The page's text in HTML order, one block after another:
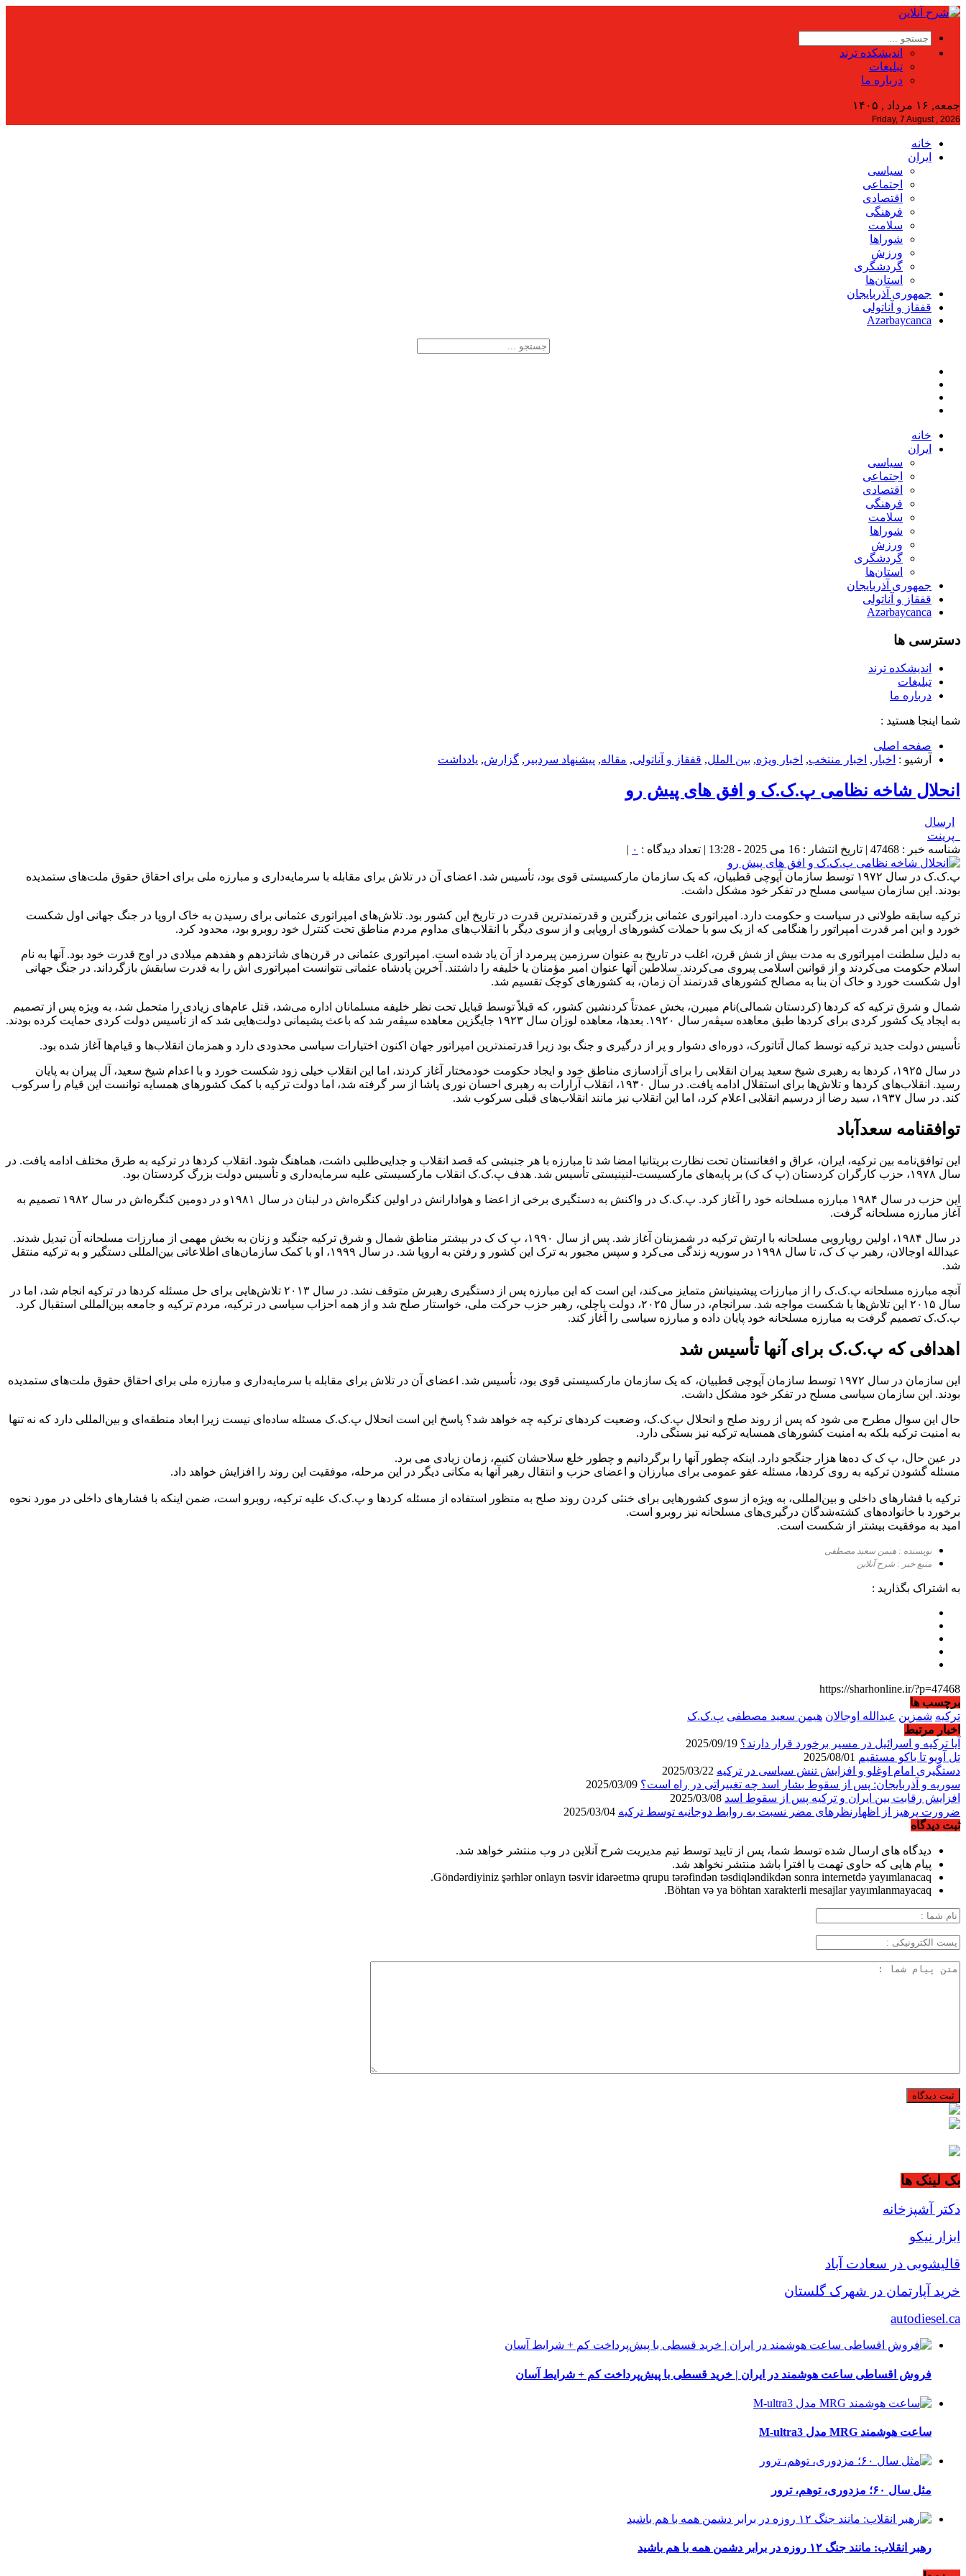
اندیشکده ترند
تبلیغات
درباره ما
جمعه, ۱۶ مرداد , ۱۴۰۵
Friday, 7 August , 2026
خانه
ایران
سیاسی
اجتماعی
اقتصادی
فرهنگی
سلامت
شوراها
ورزش
گردشگری
استان‌ها
جمهوری آذربایجان
قفقاز و آناتولی
Azərbaycanca
خانه
ایران
سیاسی
اجتماعی
اقتصادی
فرهنگی
سلامت
شوراها
ورزش
گردشگری
استان‌ها
جمهوری آذربایجان
قفقاز و آناتولی
Azərbaycanca
دسترسی ها
اندیشکده ترند
تبلیغات
درباره ما
شما اینجا هستید :
صفحه اصلی
آرشیو : اخبار , اخبار منتخب, اخبار ویژه, بین الملل, قفقاز و آناتولی, مقاله, پيشنهاد سردبير , گزارش, یادداشت
انحلال شاخه نظامی پ.ک.ک و افق های پیش رو
ارسال
پرینت
شناسه خبر : 47468 | تاریخ انتشار : 16 می 2025 - 13:28 | تعداد دیدگاه :
۰ |
پ.ک.ک در سال ۱۹۷۲ توسط سازمان آپوچی قطبیان، که یک سازمان مارکسیستی قوی بود، تأسیس شد. اعضای آن در تلاش برای مقابله با سرمایه‌داری و مبارزه ملی برای احقاق حقوق ملت‌های ستمدیده
بودند. این سازمان سیاسی مسلح در تفکر خود مشکل داشت. ‎
‎ترکیه سابقه طولانی در سیاست و حکومت دارد. امپراتوری عثمانی بزرگترین و قدرتمندترین قدرت در تاریخ این کشور بود. ‎تلاش‌های امپراتوری عثمانی برای رسیدن به خاک اروپا در جنگ جهانی اول شکست
خورد و این امر قدرت امپراتور را هنگامی که از یک سو با حملات کشورهای اروپایی و از سوی دیگر با انقلاب‌های مداوم مردم مناطق تحت کنترل خود روبرو بود، محدود کرد.
‎به دلیل سلطنت امپراتوری به مدت بیش از شش قرن، اغلب در تاریخ به عنوان سرزمین پیرمرد از آن یاد شده است. ‎امپراتوری عثمانی در قرن‌های شانزدهم و هفدهم میلادی در اوج قدرت خود بود. آنها به نام
اسلام حکومت می‌کردند و از قوانین اسلامی پیروی می‌کردند. سلاطین آنها عنوان امیر مؤمنان یا خلیفه را داشتند. آخرین پادشاه عثمانی نتوانست امپراتوری اش را به قدرت سابقش بازگرداند. در جنگ جهانی
اول شکست خورد و خاک آن بنا به مصالح کشورهای قدرتمند آن زمان، به کشورهای کوچک تقسیم شد.
‎شمال و شرق ترکیه کە کردها (کردستان شمالی)نام میبرن، بخش عمدتاً کردنشین کشور، که قبلاً توسط قبایل تحت نظر خلیفه مسلمانان اداره می‌شد، قتل عام‌های زیادی را متحمل شد، به ویژه پس از تصمیم
به ایجاد یک کشور کردی برای کردها طبق معاهده سیڤەر سال ١٩٢٠. بعدها، معاهده لوزان سال ١٩٢٣ جایگزین معاهدە سیڤەر شد که باعث پشیمانی دولت‌هایی شد که از تأسیس دولت کردی حمایت کرده بودند.
در سال ۱۹۲۵، کردها به رهبری شیخ سعید پیران انقلابی را برای آزادسازی مناطق خود و ایجاد حکومت خودمختار آغاز کردند، اما این انقلاب خیلی زود شکست خورد و با اعدام شیخ سعید، آل پیران به پایان
رسید. انقلاب‌های کردها و تلاش‌ها برای استقلال ادامه یافت. در سال ۱۹۳۰، انقلاب آرارات به رهبری احسان نوری پاشا از سر گرفته شد، اما دولت ترکیه با کمک کشورهای همسایه توانست این قیام را سرکوب
کند. ‎در سال ۱۹۳۷، سید رضا از درسیم انقلابی اعلام کرد، اما این انقلاب نیز مانند انقلاب‌های قبلی سرکوب شد. ‎ ‎
توافقنامه سعدآباد
این توافق‌نامه بین ترکیه، ایران، عراق و افغانستان تحت نظارت بریتانیا امضا شد تا مبارزه با هر جنبشی که قصد انقلاب و جدایی‌طلبی داشت، هماهنگ شود. ‎انقلاب کردها در ترکیه به طرق مختلف ادامه یافت. در
سال ۱۹۷۸، حزب کارگران کردستان (پ ک ک) بر پایه‌های مارکسیست-لنینیستی تأسیس شد. ‎هدف پ.ک.ک انقلاب مارکسیستی علیه سرمایه‌داری و تأسیس دولت بزرگ کردستان بود.
این حزب در سال ۱۹۸۴ مبارزه مسلحانه خود را آغاز کرد. ‎پ.ک.ک در واکنش به دستگیری برخی از اعضا و هوادارانش در اولین کنگره‌اش در لبنان در سال ۱۹۸۱و در دومین کنگره‌اش در سال ۱۹۸۲ تصمیم به
آغاز مبارزه مسلحانه گرفت.
در سال ۱۹۸۴، اولین رویارویی مسلحانه با ارتش ترکیه در شمزینان آغاز شد. ‎پس از سال ۱۹۹۰، پ ک ک در بیشتر مناطق شمال و شرق ترکیه جنگید و زنان به بخش مهمی از مبارزات مسلحانه آن تبدیل شدند.
عبدالله اوجالان، رهبر پ ک ک، تا سال ۱۹۹۸ در سوریه زندگی می‌کرد و سپس مجبور به ترک این کشور و رفتن به اروپا شد. در سال ۱۹۹۹، او با کمک سازمان‌های اطلاعاتی بین‌المللی دستگیر و به ترکیه منتقل
شد. ‎
آنچه مبارزه مسلحانه پ.ک.ک را از مبارزات پیشینیانش متمایز می‌کند، این است که این مبارزه پس از دستگیری رهبرش متوقف نشد. ‎در سال ۲۰۱۳ تلاش‌هایی برای حل مسئله کردها در ترکیه انجام شد، اما در
سال ۲۰۱۵ این تلاش‌ها با شکست مواجه شد. ‎سرانجام، در سال ۲۰۲۵، دولت باچلی، رهبر حزب حرکت ملی، خواستار صلح شد و از همه احزاب سیاسی در ترکیه، مردم ترکیه و جامعه بین‌المللی استقبال کرد.
اهدافی که پ.ک.ک برای آنها تأسیس شد ‎
‎این سازمان در سال ۱۹۷۲ توسط سازمان آپوچی قطبیان، که یک سازمان مارکسیستی قوی بود، تأسیس شد. اعضای آن در تلاش برای مقابله با سرمایه‌داری و مبارزه ملی برای احقاق حقوق ملت‌های ستمدیده
بودند. این سازمان سیاسی مسلح در تفکر خود مشکل داشت. ‎
حال این سوال مطرح می شود که پس از روند صلح و انحلال پ.ک.ک، وضعیت کردهای ترکیه چه خواهد شد؟ پاسخ این است ‎‎انحلال پ.ک.ک مسئله ساده‌ای نیست زیرا ابعاد منطقه‌ای و بین‌المللی دارد که نه تنها
به امنیت ترکیه بلکه به امنیت کشورهای همسایه ترکیه نیز بستگی دارد.
‎ترکیه با فشارهای داخلی و بین‌المللی، به ویژه از سوی کشورهایی برای خنثی کردن روند صلح به منظور استفاده از مسئله کردها و پ.ک.ک علیه ترکیه، روبرو است، ضمن اینکه با فشارهای داخلی در مورد نحوه
برخورد با خانواده‌های کشته‌شدگان درگیری‌های مسلحانه نیز روبرو است.
نویسنده : هیمن سعید مصطفی
منبع خبر : شرح آنلاین
به اشتراک بگذارید :
https://sharhonline.ir/?p=47468
برچسب ها
ترکیه شمزین عبدالله اوجالان هیمن سعید مصطفی پ.ک.ک
اخبار مرتبط
آیا ترکیه و اسرائیل در مسیر برخورد قرار دارند؟
تل آویو تا باکو مستقیم
دستگیری امام اوغلو و افزایش تنش سیاسی در ترکیه
سوریه و آذربایجان: پس از سقوط بشار اسد چه تغییراتی در راه است؟
افزایش رقابت بین ایران و ترکیه پس از سقوط اسد
ضرورت پرهیز از اظهارنظرهای مضر نسبت به روابط دوجانبه توسط ترکیه
ثبت دیدگاه
دیدگاه های ارسال شده توسط شما، پس از تایید توسط تیم مدیریت شرح آنلاین در وب منتشر خواهد شد.
پیام هایی که حاوی تهمت یا افترا باشد منتشر نخواهد شد.
Göndərdiyiniz şərhlər onlayn təsvir idarəetmə qrupu tərəfindən təsdiqləndikdən sonra internetdə yayımlanacaq.
Böhtan və ya böhtan xarakterli mesajlar yayımlanmayacaq.
بک لینک ها
دکتر آشپزخانه
ابزار نیکو
قالیشویی در سعادت آباد
خرید آپارتمان در شهرک گلستان
autodiesel.ca
فروش اقساطی ساعت هوشمند در ایران | خرید قسطی با پیش‌پرداخت کم + شرایط آسان
ساعت هوشمند MRG مدل M-ultra3
مثل سال ۶۰؛ مزدوری، توهم، ترور
رهبر انقلاب: مانند جنگ ۱۲ روزه در برابر دشمن همه با هم باشید